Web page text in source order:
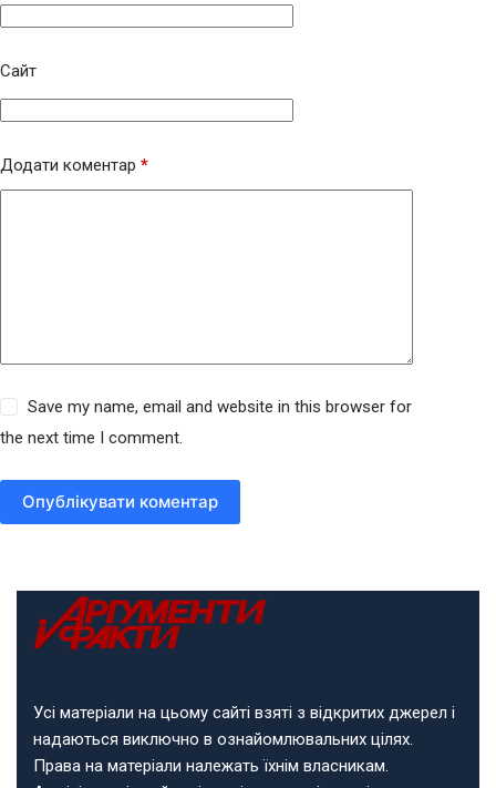
Сайт
Додати коментар *
Save my name, email and website in this browser for
the next time I comment.
Опублікувати коментар
Усі матеріали на цьому сайті взяті з відкритих джерел і
надаються виключно в ознайомлювальних цілях.
Права на матеріали належать їхнім власникам.